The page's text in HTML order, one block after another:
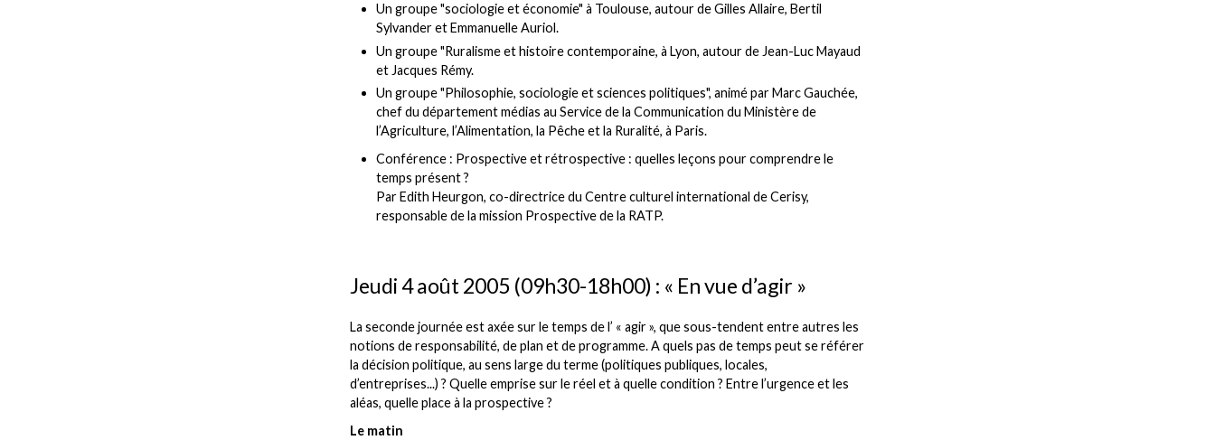
Un groupe "sociologie et économie" à Toulouse, autour de Gilles Allaire, Bertil
Sylvander et Emmanuelle Auriol.
Un groupe "Ruralisme et histoire contemporaine, à Lyon, autour de Jean-Luc Mayaud
et Jacques Rémy.
Un groupe "Philosophie, sociologie et sciences politiques", animé par Marc Gauchée,
chef du département médias au Service de la Communication du Ministère de
l’Agriculture, l’Alimentation, la Pêche et la Ruralité, à Paris.
Conférence : Prospective et rétrospective : quelles leçons pour comprendre le
temps présent ?
Par Edith Heurgon, co-directrice du Centre culturel international de Cerisy,
responsable de la mission Prospective de la RATP.
Jeudi 4 août 2005 (09h30-18h00) : « En vue d’agir »
La seconde journée est axée sur le temps de l’ « agir », que sous-tendent entre autres les
notions de responsabilité, de plan et de programme. A quels pas de temps peut se référer
la décision politique, au sens large du terme (politiques publiques, locales,
d’entreprises...) ? Quelle emprise sur le réel et à quelle condition ? Entre l’urgence et les
aléas, quelle place à la prospective ?
Le matin